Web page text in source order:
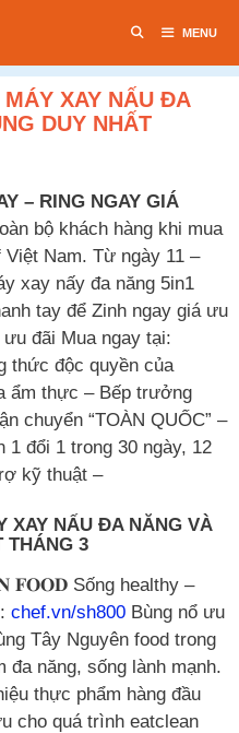
MENU
XAY NẤU ĐA
DUY NHẤT
– RING NGAY GIÁ
bộ khách hàng khi mua
Nam. Từ ngày 11 –
xay nấy đa năng 5in1
tay để Zinh ngay giá ưu
đãi Mua ngay tại:
thức độc quyền của
ẩm thực – Bếp trưởng
chuyển “TOÀN QUỐC” –
đổi 1 trong 30 ngày, 12
kỹ thuật –
XAY NẤU ĐA NĂNG VÀ
THÁNG 3
Sống healthy –
chef.vn/sh800 Bùng nổ ưu
Tây Nguyên food trong
đa năng, sống lành mạnh.
thực phẩm hàng đầu
cho quá trình eatclean